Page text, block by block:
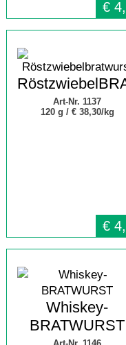
€
Art-Nr. 1137
120 g / € 38,30/kg
€
Whiskey-
BRATWURST